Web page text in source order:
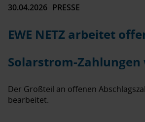
30.04.2026 PRESSE
EWE NETZ arbeitet
Solarstrom-
Der Großteil an offenen
bearbeitet.